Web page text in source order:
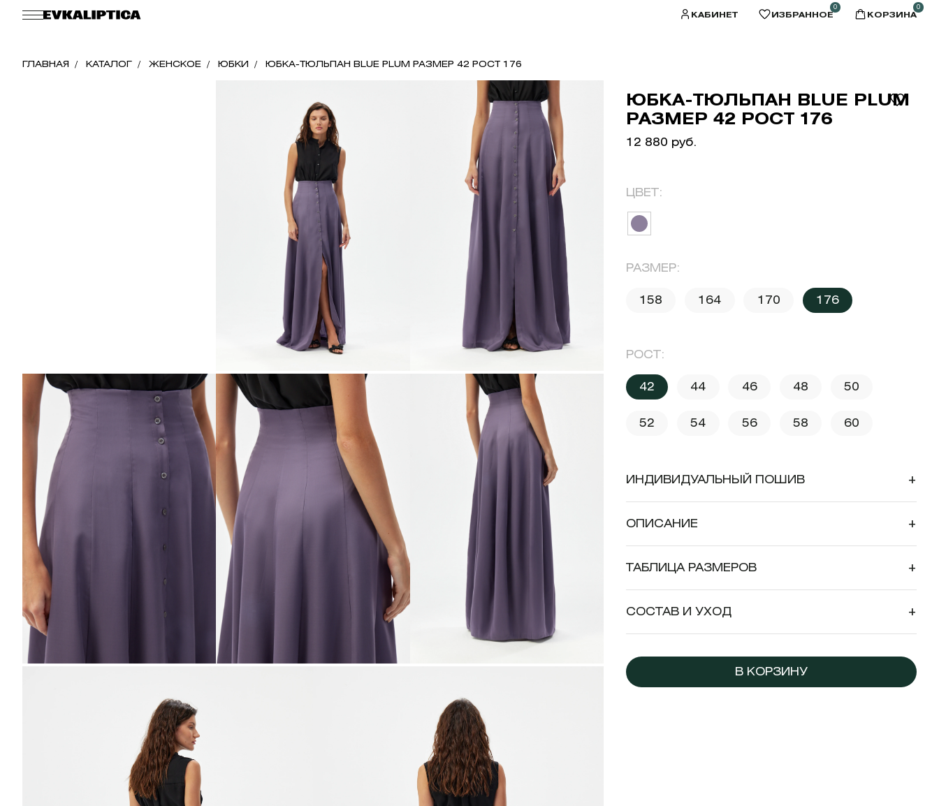
КАБИНЕТ ИЗБРАННОЕ
0
КОРЗИНА
0
ГЛАВНАЯ КАТАЛОГ ЖЕНСКОЕ ЮБКИ ЮБКА-ТЮЛЬПАН BLUE PLUM РАЗМЕР 42 РОСТ 176
ЮБКА-ТЮЛЬПАН BLUE PLUM
РАЗМЕР 42 РОСТ 176
12 880 руб.
ЦВЕТ:
РАЗМЕР:
158 164 170 176
РОСТ:
42 44 46 48 50
52 54 56 58 60
ИНДИВИДУАЛЬНЫЙ ПОШИВ +
ОПИСАНИЕ +
ТАБЛИЦА РАЗМЕРОВ +
СОСТАВ И УХОД +
В КОРЗИНУ